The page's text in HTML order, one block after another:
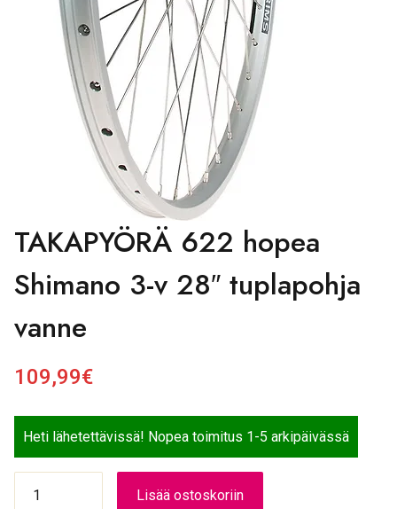
TAKAPYÖRÄ 622 hopea
Shimano 3-v 28″ tuplapohja
vanne
109,99€
Heti lähetettävissä! Nopea toimitus 1-5 arkipäivässä
622
Lisää ostoskoriin